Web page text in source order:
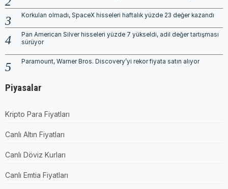
Korkulan olmadı, SpaceX hisseleri haftalık yüzde 23 değer kazandı
Pan American Silver hisseleri yüzde 7 yükseldi, adil değer tartışması
sürüyor
Paramount, Warner Bros. Discovery’yi rekor fiyata satın alıyor
Piyasalar
Kripto Para Fiyatları
Canlı Altın Fiyatları
Canlı Döviz Kurları
Canlı Emtia Fiyatları